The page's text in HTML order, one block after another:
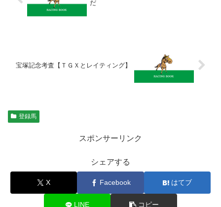
だ
宝塚記念考査【ＴＧＸとレイティング】
登録馬
スポンサーリンク
シェアする
X Facebook はてブ
LINE コピー